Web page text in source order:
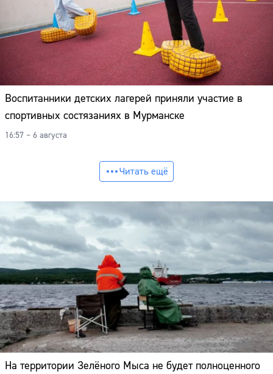
Воспитанники детских лагерей приняли участие в
спортивных состязаниях в Мурманске
16:57 – 6 августа
Читать ещё
На территории Зелёного Мыса не будет полноценного